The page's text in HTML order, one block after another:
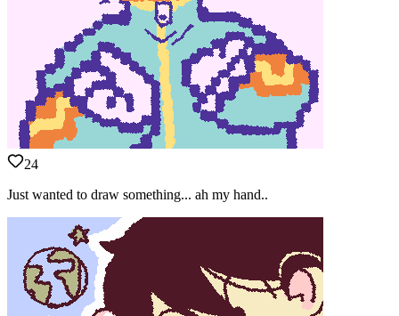
24
Just wanted to draw something... ah my hand..